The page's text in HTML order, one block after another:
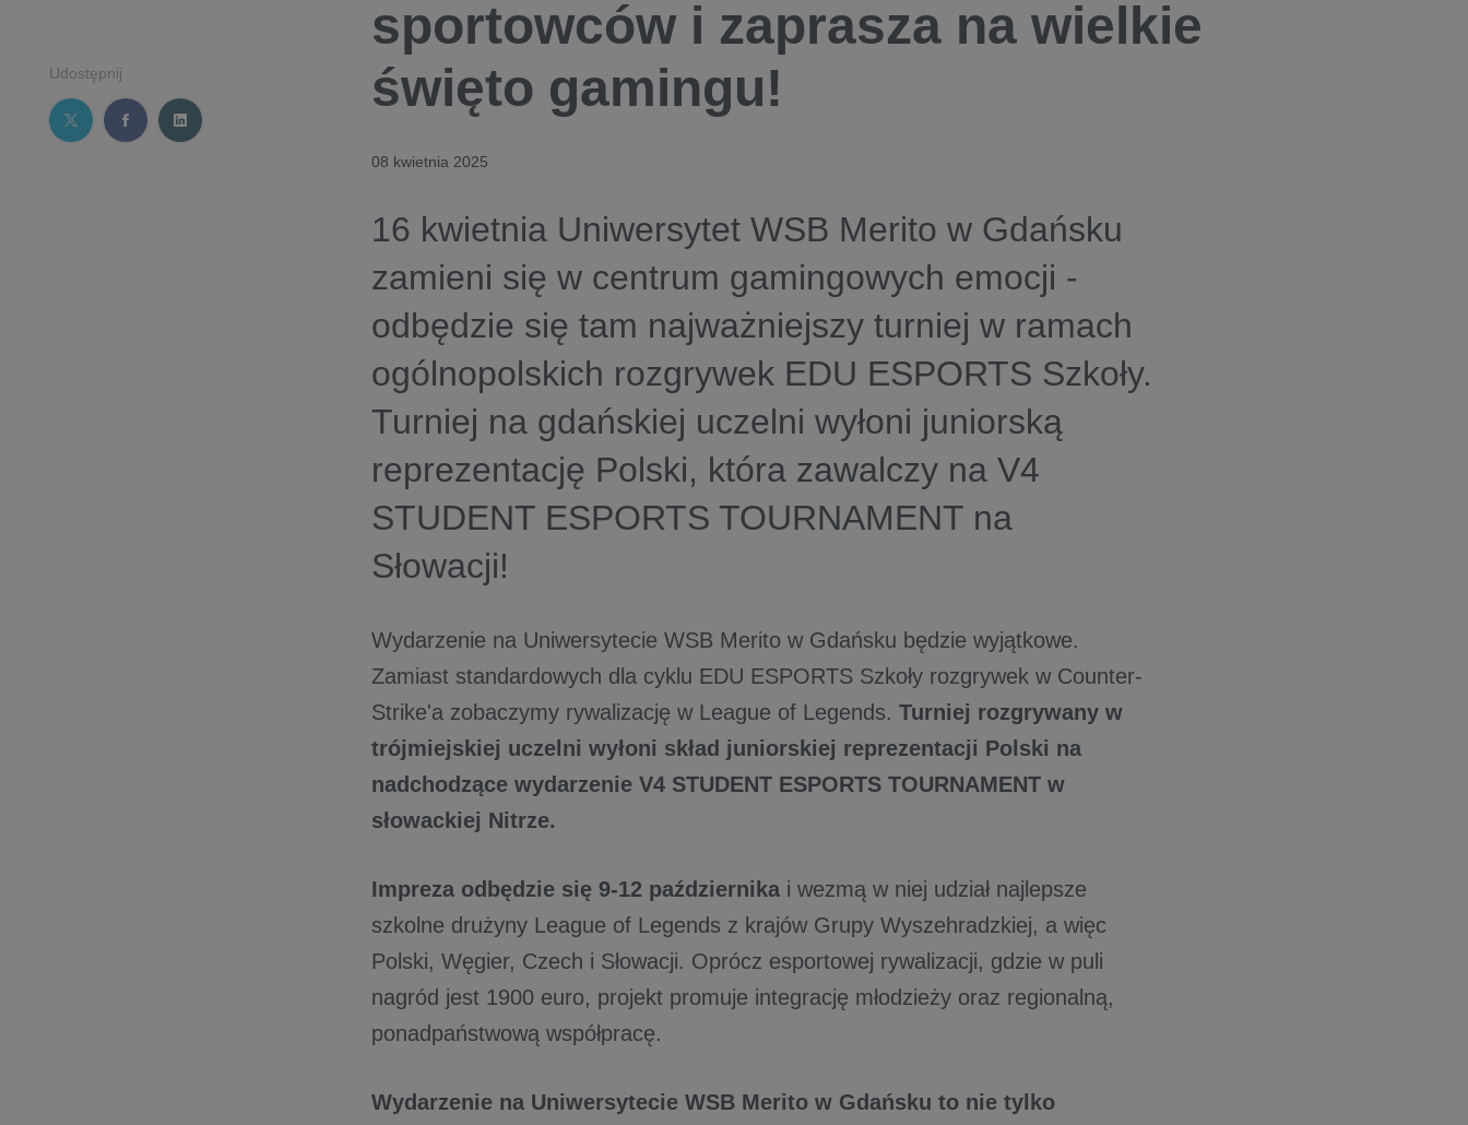
Udostępnij
sportowców i zaprasza na wielkie
święto gamingu!
08 kwietnia 2025
16 kwietnia Uniwersytet WSB Merito w Gdańsku
zamieni się w centrum gamingowych emocji -
odbędzie się tam najważniejszy turniej w ramach
ogólnopolskich rozgrywek EDU ESPORTS Szkoły.
Turniej na gdańskiej uczelni wyłoni juniorską
reprezentację Polski, która zawalczy na V4
STUDENT ESPORTS TOURNAMENT na
Słowacji!
Wydarzenie na Uniwersytecie WSB Merito w Gdańsku będzie wyjątkowe.
Zamiast standardowych dla cyklu EDU ESPORTS Szkoły rozgrywek w Counter-
Strike'a zobaczymy rywalizację w League of Legends. Turniej rozgrywany w
trójmiejskiej uczelni wyłoni skład juniorskiej reprezentacji Polski na
nadchodzące wydarzenie V4 STUDENT ESPORTS TOURNAMENT w
słowackiej Nitrze.
Impreza odbędzie się 9-12 października i wezmą w niej udział najlepsze
szkolne drużyny League of Legends z krajów Grupy Wyszehradzkiej, a więc
Polski, Węgier, Czech i Słowacji. Oprócz esportowej rywalizacji, gdzie w puli
nagród jest 1900 euro, projekt promuje integrację młodzieży oraz regionalną,
ponadpaństwową współpracę.
Wydarzenie na Uniwersytecie WSB Merito w Gdańsku to nie tylko